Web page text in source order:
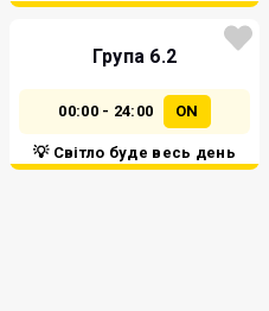
Група 6.2
00:00 - 24:00 ON
💡 Світло буде весь день